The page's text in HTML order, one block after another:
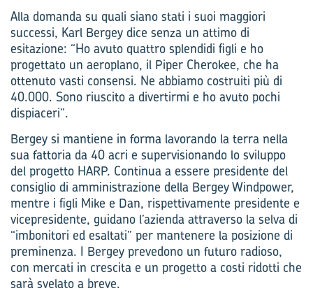
Alla domanda su quali siano stati i suoi maggiori
successi, Karl Bergey dice senza un attimo di
esitazione: “Ho avuto quattro splendidi figli e ho
progettato un aeroplano, il Piper Cherokee, che ha
ottenuto vasti consensi. Ne abbiamo costruiti più di
40.000. Sono riuscito a divertirmi e ho avuto pochi
dispiaceri”.
Bergey si mantiene in forma lavorando la terra nella
sua fattoria da 40 acri e supervisionando lo sviluppo
del progetto HARP. Continua a essere presidente del
consiglio di amministrazione della Bergey Windpower,
mentre i figli Mike e Dan, rispettivamente presidente e
vicepresidente, guidano l’azienda attraverso la selva di
“imbonitori ed esaltati” per mantenere la posizione di
preminenza. I Bergey prevedono un futuro radioso,
con mercati in crescita e un progetto a costi ridotti che
sarà svelato a breve.